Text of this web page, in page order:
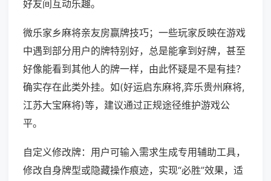
好友间互动乐趣。
微乐家乡麻将亲友房赢牌技巧；一些玩家反映在游戏
中遇到部分用户的牌特别好，总是能拿到好牌，甚至
好像能看到其他人的牌一样，由此怀疑是不是有挂？
确实存在此类外挂。如(好运启东麻将,弈乐贵州麻将,
江苏大宝麻将)等，建议通过正规途径维护游戏公
平。
自定义修改牌：用户可输入需求生成专用辅助工具，
修改自身牌型或隐藏操作痕迹，实现“必胜”效果，适